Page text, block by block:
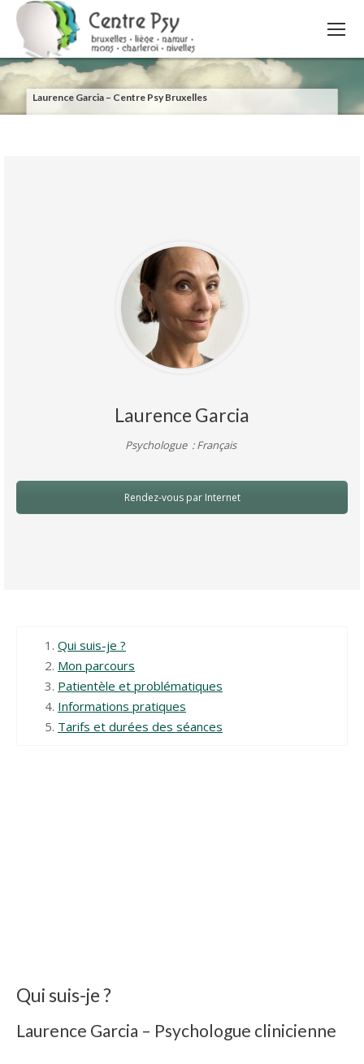
Laurence Garcia – Centre Psy Bruxelles
Laurence Garcia
Psychologue : Français
Rendez-vous par Internet
Qui suis-je ?
Mon parcours
Patientèle et problématiques
Informations pratiques
Tarifs et durées des séances
Qui suis-je ?
Laurence Garcia – Psychologue clinicienne